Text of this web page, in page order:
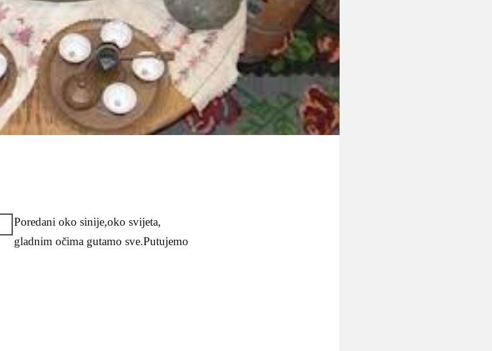
Poredani oko sinije,oko svijeta,
gladnim očima gutamo sve.Putujemo